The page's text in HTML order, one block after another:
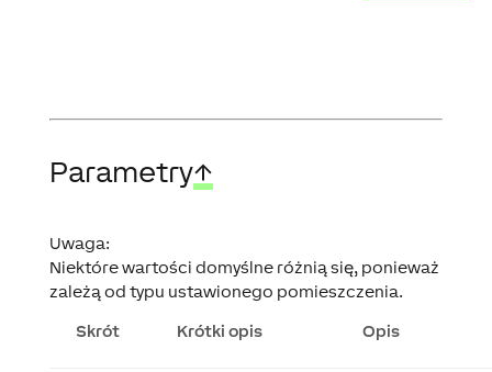
Parametry↑
Uwaga:
Niektóre wartości domyślne różnią się, ponieważ
zależą od typu ustawionego pomieszczenia.
Skrót Krótki opis Opis